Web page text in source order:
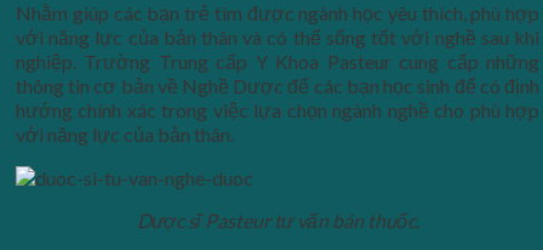
Nhằm giúp các bạn trẻ tìm được ngành học yêu thích, phù hợp
với năng lực của bản thân và có thể sống tốt với nghề sau khi
nghiệp. Trường Trung cấp Y Khoa Pasteur cung cấp những
thông tin cơ bản về Nghề Dược để các bạn học sinh để có định
hướng chính xác trong việc lựa chọn ngành nghề cho phù hợp
với năng lực của bản thân.
Dược sĩ Pasteur tư vấn bán thuốc.